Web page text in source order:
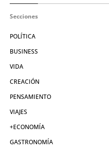
Secciones
POLÍTICA
BUSINESS
VIDA
CREACIÓN
PENSAMIENTO
VIAJES
+ECONOMÍA
GASTRONOMÍA